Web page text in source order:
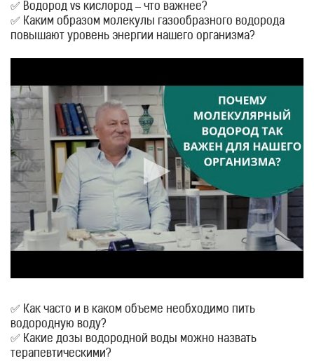
✅ Водород vs кислород – что важнее?
✅ Каким образом молекулы газообразного водорода
повышают уровень энергии нашего организма?
✅ Как часто и в каком объеме необходимо пить
водородную воду?
✅ Какие дозы водородной воды можно назвать
терапевтическими?